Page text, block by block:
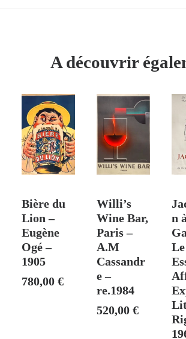
A découvrir
Bière du
Lion –
Eugène
Ogé –
1905
780,00 €
Willi’s
Wine Bar,
Paris –
A.M
Cassandr
e –
re.1984
520,00€
n